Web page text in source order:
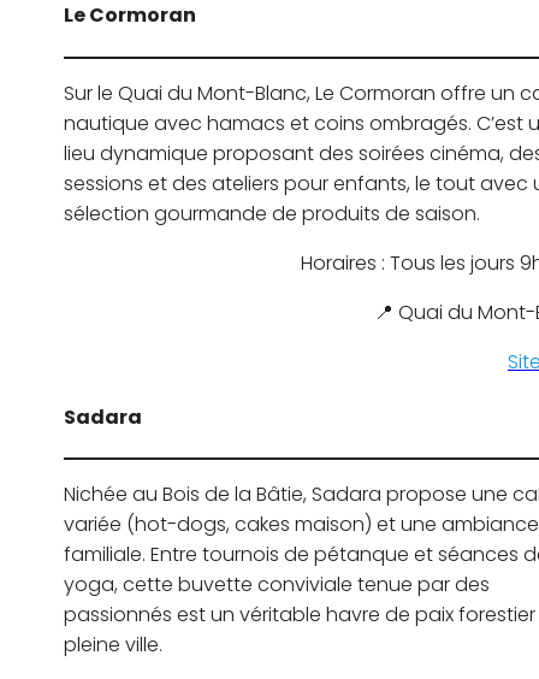
Le Cormoran
Sur le Quai du Mont-Blanc, Le Cormoran offre un
nautique avec hamacs et coins ombragés. C’est
lieu dynamique proposant des soirées cinéma,
sessions et des ateliers pour enfants, le tout avec
sélection gourmande de produits de saison.
Horaires : Tous les jours
📍 Quai du
Sadara
Nichée au Bois de la Bâtie, Sadara propose une
variée (hot-dogs, cakes maison) et une ambiance
familiale. Entre tournois de pétanque et séances
yoga, cette buvette conviviale tenue par des
passionnés est un véritable havre de paix
pleine ville.